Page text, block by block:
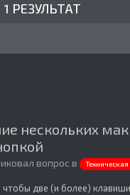
РЕЗУЛЬТАТ
нескольких
вопрос в
чтобы две (и более)